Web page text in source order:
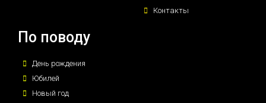
Контакты
По поводу
День рождения
Юбилей
Новый год